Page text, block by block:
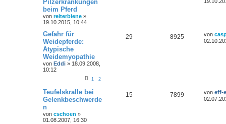
Pilzerkrankungen
beim Pferd
von reiterbiene »
19.10.2015, 10:44
Gefahr für
Weidepferde:
Atypische
Weidemyopathie
von Eddi » 18.09.2008,
10:12
1 2
29 8925 von
Teufelskralle bei
Gelenkbeschwerde
n
von cschoen »
01.08.2007, 16:30
15 7899 von eff-